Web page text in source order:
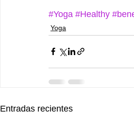
#Yoga #Healthy
Yoga
Entradas recientes